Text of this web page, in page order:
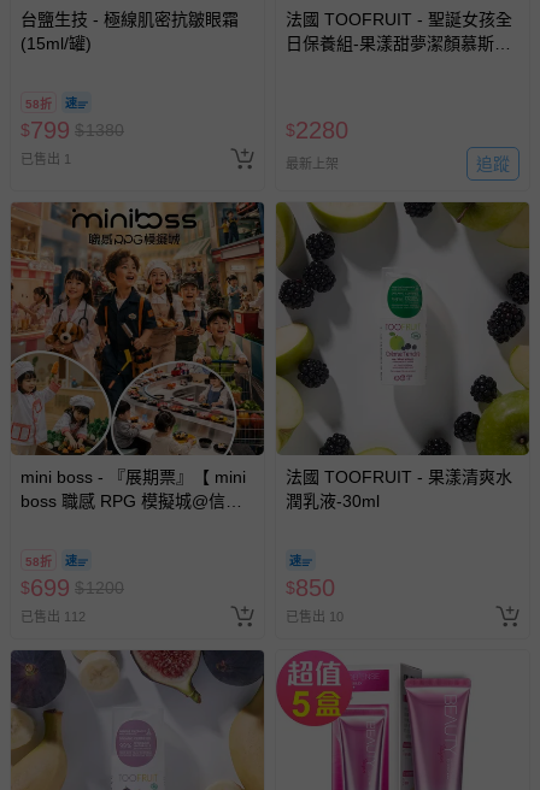
台鹽生技 - 極線肌密抗皺眼霜
(15ml/罐)
58折
$799 $1380
已售出 1
法國 TOOFRUIT - 聖誕女孩全
日保養組-果漾甜夢潔顏慕斯
漾深層滋養乳液1ml*3
$2280
最新上架 追蹤
mini boss - 『展期票』【 mini
boss 職感 RPG 模擬城@信義
換，依現場梯次安排入場，逾
期作廢) (兒童票(2歲以上)贈一
名陪伴成人)
58折
$699 $1200
已售出 112
法國 TOOFRUIT - 果漾清爽水
潤乳液-30ml
$850
已售出 10